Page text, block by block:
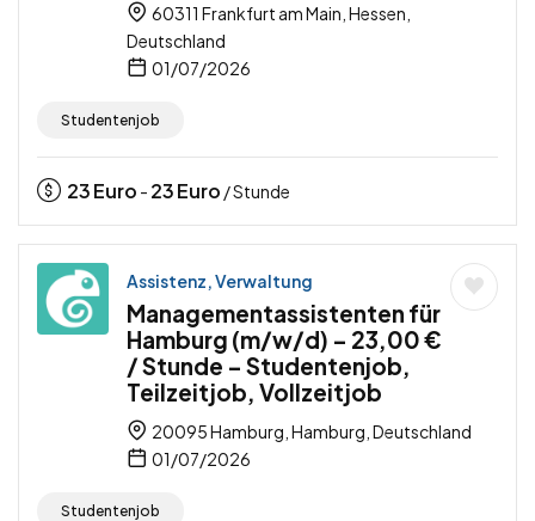
60311 Frankfurt am Main, Hessen,
Deutschland
01/07/2026
Studentenjob
23Euro - 23Euro / Stunde
Assistenz, Verwaltung
Managementassistenten für
Hamburg (m/w/d) – 23,00 €
/ Stunde – Studentenjob,
Teilzeitjob, Vollzeitjob
20095 Hamburg, Hamburg, Deutschland
01/07/2026
Studentenjob